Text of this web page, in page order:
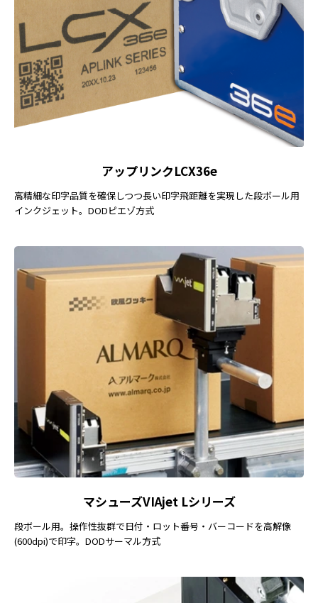
アップリンクLCX36e
高精細な印字品質を確保しつつ長い印字飛距離を実現した段ボール用
インクジェット。DODピエゾ方式
マシューズVIAjet Lシリーズ
段ボール用。操作性抜群で日付・ロット番号・バーコードを高解像
(600dpi)で印字。DODサーマル方式